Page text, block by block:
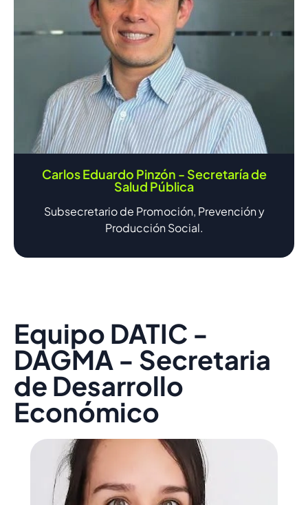
Carlos Eduardo Pinzón - Secretaría de
Salud Pública
Subsecretario de Promoción, Prevención y
Producción Social.
Equipo DATIC -
DAGMA - Secretaria
de Desarrollo
Económico